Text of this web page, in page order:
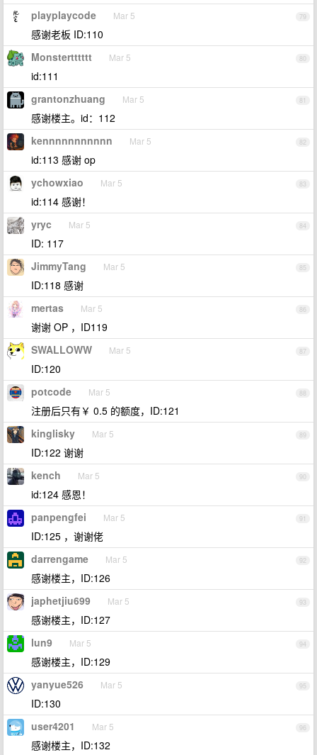
79
playplaycode Mar 5
感谢老板 ID:110
80
Monstertttttt Mar 5
id:111
81
grantonzhuang Mar 5
感谢楼主。id：112
82
kennnnnnnnnnn Mar 5
id:113 感谢 op
83
ychowxiao Mar 5
id:114 感谢！
84
yryc Mar 5
ID: 117
85
JimmyTang Mar 5
ID:118 感谢
86
mertas Mar 5
谢谢 OP ，ID119
87
SWALLOWW Mar 5
ID:120
88
potcode Mar 5
注册后只有￥ 0.5 的额度，ID:121
89
kinglisky Mar 5
ID:122 谢谢
90
kench Mar 5
id:124 感恩！
91
panpengfei Mar 5
ID:125 ，谢谢佬
92
darrengame Mar 5
感谢楼主，ID:126
93
japhetjiu699 Mar 5
感谢楼主，ID:127
94
lun9 Mar 5
感谢楼主，ID:129
95
yanyue526 Mar 5
ID:130
96
user4201 Mar 5
感谢楼主，ID:132